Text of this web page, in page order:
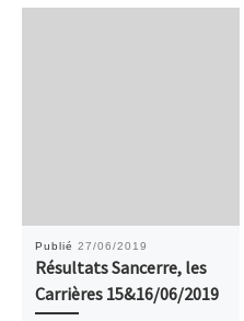
Publié 27/06/2019
Résultats Sancerre, les
Carrières 15&16/06/2019